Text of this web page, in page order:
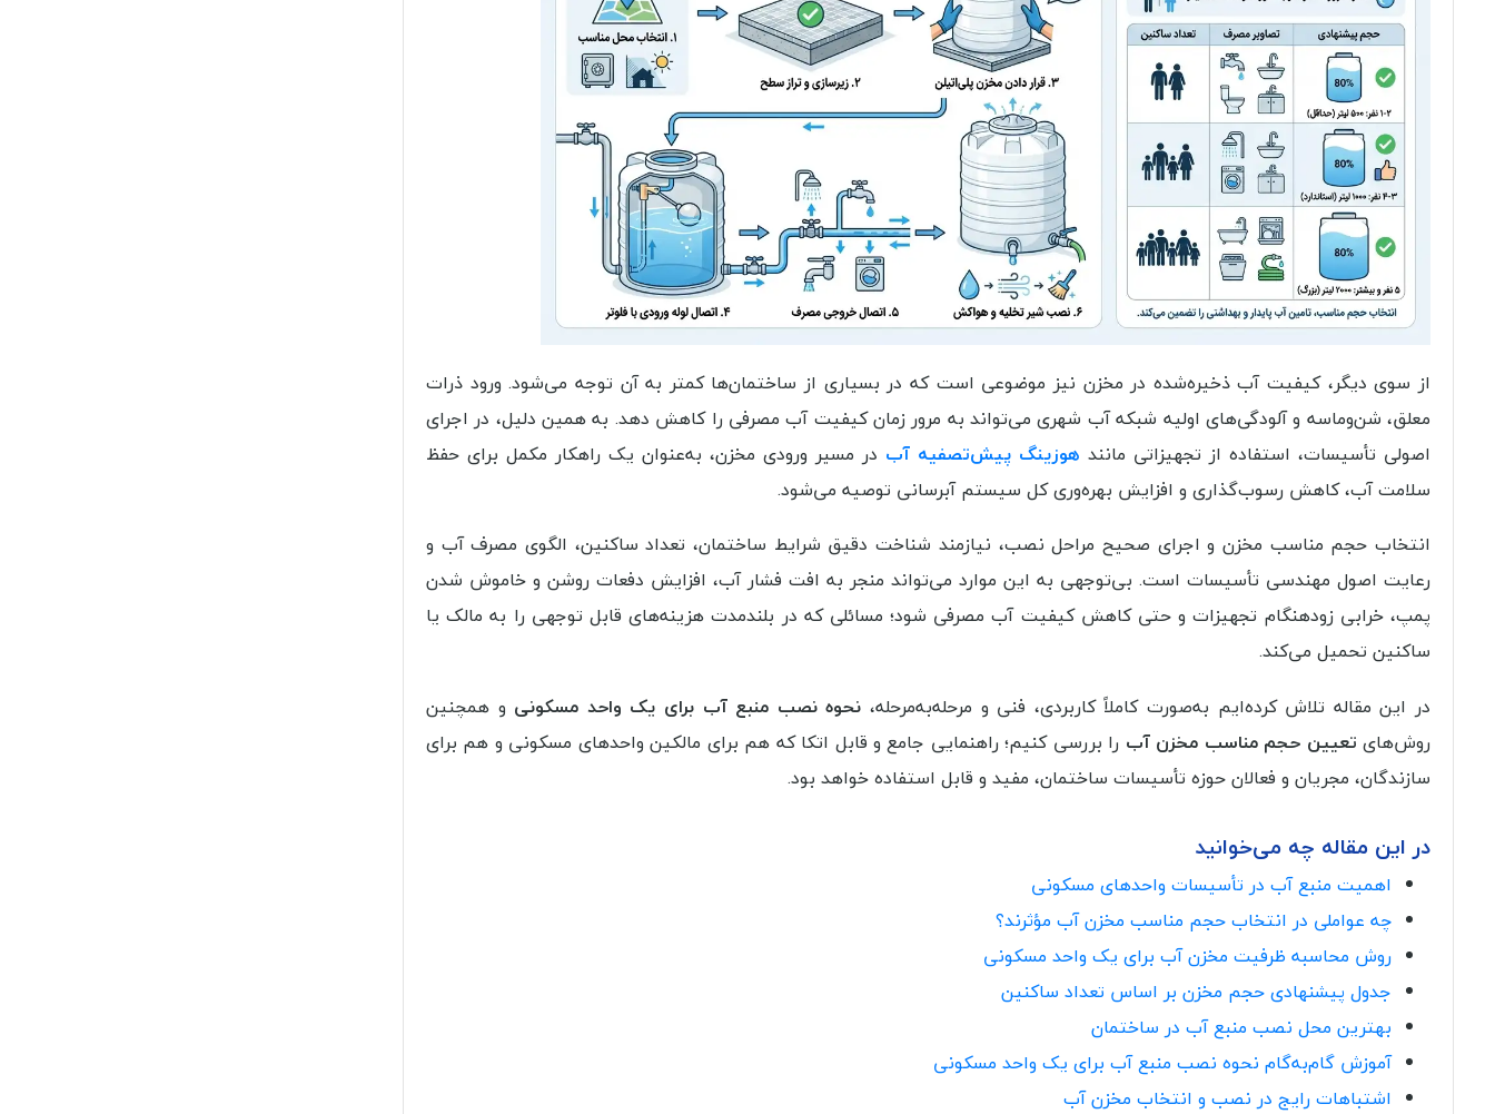
از سوی دیگر، کیفیت آب ذخیره‌شده در مخزن نیز موضوعی است که در بسیاری از ساختمان‌ها کمتر به آن توجه می‌شود. ورود ذرات
معلق، شن‌وماسه و آلودگی‌های اولیه شبکه آب شهری می‌تواند به مرور زمان کیفیت آب مصرفی را کاهش دهد. به همین دلیل، در اجرای
اصولی تأسیسات، استفاده از تجهیزاتی مانند هوزینگ پیش‌تصفیه آب در مسیر ورودی مخزن، به‌عنوان یک راهکار مکمل برای حفظ
سلامت آب، کاهش رسوب‌گذاری و افزایش بهره‌وری کل سیستم آبرسانی توصیه می‌شود.
انتخاب حجم مناسب مخزن و اجرای صحیح مراحل نصب، نیازمند شناخت دقیق شرایط ساختمان، تعداد ساکنین، الگوی مصرف آب و
رعایت اصول مهندسی تأسیسات است. بی‌توجهی به این موارد می‌تواند منجر به افت فشار آب، افزایش دفعات روشن و خاموش شدن
پمپ، خرابی زودهنگام تجهیزات و حتی کاهش کیفیت آب مصرفی شود؛ مسائلی که در بلندمدت هزینه‌های قابل توجهی را به مالک یا
ساکنین تحمیل می‌کند.
در این مقاله تلاش کرده‌ایم به‌صورت کاملاً کاربردی، فنی و مرحله‌به‌مرحله، نحوه نصب منبع آب برای یک واحد مسکونی و همچنین
روش‌های تعیین حجم مناسب مخزن آب را بررسی کنیم؛ راهنمایی جامع و قابل اتکا که هم برای مالکین واحدهای مسکونی و هم برای
سازندگان، مجریان و فعالان حوزه تأسیسات ساختمان، مفید و قابل استفاده خواهد بود.
در این مقاله چه می‌خوانید
اهمیت منبع آب در تأسیسات واحدهای مسکونی
چه عواملی در انتخاب حجم مناسب مخزن آب مؤثرند؟
روش محاسبه ظرفیت مخزن آب برای یک واحد مسکونی
جدول پیشنهادی حجم مخزن بر اساس تعداد ساکنین
بهترین محل نصب منبع آب در ساختمان
آموزش گام‌به‌گام نحوه نصب منبع آب برای یک واحد مسکونی
اشتباهات رایج در نصب و انتخاب مخزن آب